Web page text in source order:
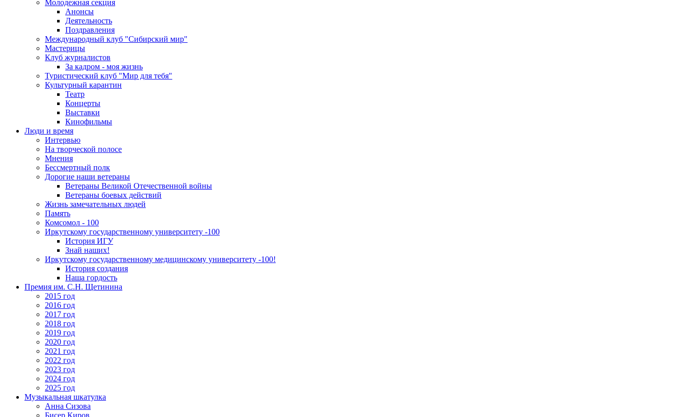
Молодежная секция
Анонсы
Деятельность
Поздравления
Международный клуб "Сибирский мир"
Мастерицы
Клуб журналистов
За кадром - моя жизнь
Туристический клуб "Мир для тебя"
Культурный карантин
Театр
Концерты
Выставки
Кинофильмы
Люди и время
Интервью
На творческой полосе
Мнения
Бессмертный полк
Дорогие наши ветераны
Ветераны Великой Отечественной войны
Ветераны боевых действий
Жизнь замечательных людей
Память
Комсомол - 100
Иркутскому государственному университету -100
История ИГУ
Знай наших!
Иркутскому государственному медицинскому университету -100!
История создания
Наша гордость
Премия им. С.Н. Щетинина
2015 год
2016 год
2017 год
2018 год
2019 год
2020 год
2021 год
2022 год
2023 год
2024 год
2025 год
Музыкальная шкатулка
Анна Сизова